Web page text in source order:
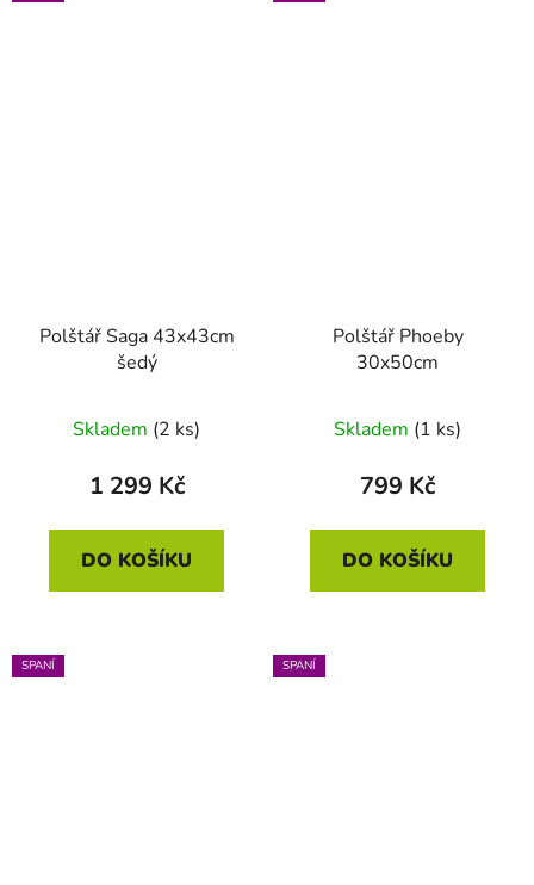
Polštář Saga 43x43cm
šedý
Skladem (2 ks)
1 299 Kč
DO KOŠÍKU
Polštář Phoeby
30x50cm
Skladem (1 ks)
799 Kč
DO KOŠÍKU
SPANÍ SPANÍ